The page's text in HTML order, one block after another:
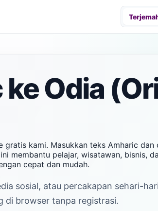
Odia
kami. Masukkan teks Amharic
membantu pelajar, wisatawan, bisnis,
cepat dan mudah.
sosial, atau percakapan sehari-
di browser tanpa registrasi.